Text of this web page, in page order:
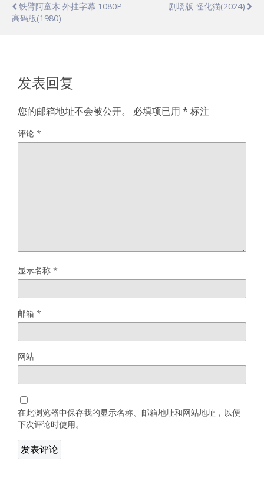
铁臂阿童木 外挂字幕 1080P
高码版(1980)
剧场版 怪化猫(2024)
发表回复
您的邮箱地址不会被公开。 必填项已用 * 标注
评论 *
显示名称 *
邮箱 *
网站
在此浏览器中保存我的显示名称、邮箱地址和网站地址，以便
下次评论时使用。